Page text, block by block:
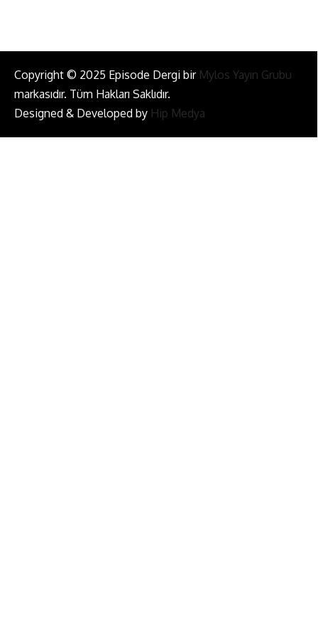
Copyright © 2025 Episode Dergi bir Mylos Yayın Grubu
markasıdır. Tüm Hakları Saklıdır.
Designed & Developed by Hip Medya